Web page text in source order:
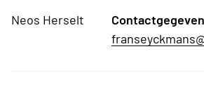
Neos Herselt